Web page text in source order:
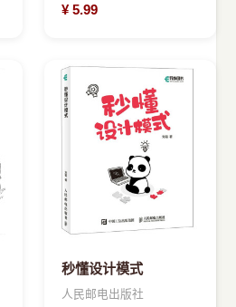
¥ 5.99
秒懂设计模式
人民邮电出版社